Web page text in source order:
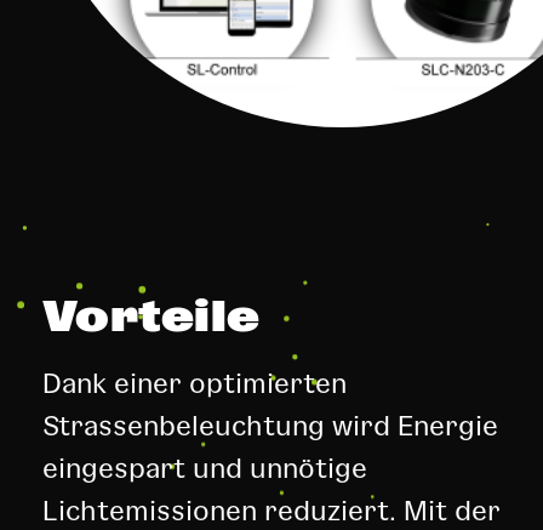
Vorteile
Dank einer optimierten
Strassenbeleuchtung wird Energie
eingespart und unnötige
Lichtemissionen reduziert. Mit der